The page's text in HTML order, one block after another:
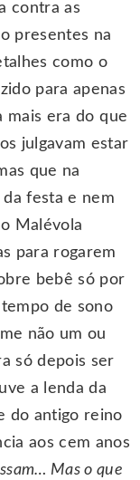
contra as
presentes na
como o
para apenas
mais era do que
julgavam estar
que na
festa e nem
Malévola
para rogarem
bebê só por
de sono
não um ou
só depois ser
a lenda da
do antigo reino
aos cem anos
Mas o que